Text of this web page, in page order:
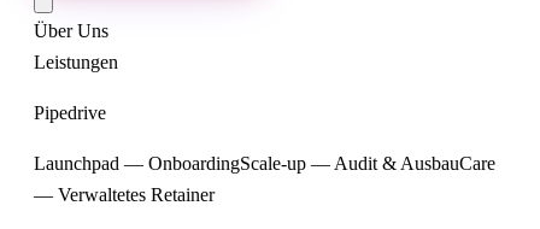
Über Uns
Leistungen
Pipedrive
Launchpad — OnboardingScale-up — Audit & AusbauCare
— Verwaltetes Retainer